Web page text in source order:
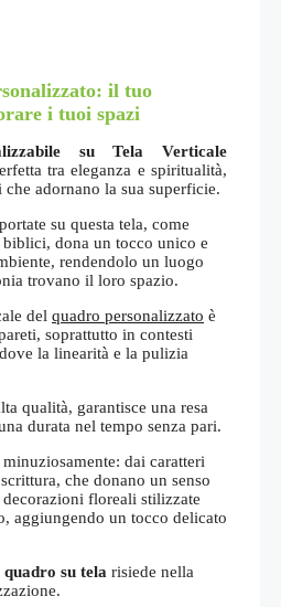
il tuo
i tuoi spazi
su Tela Verticale
tra eleganza e spiritualità,
adornano la sua superficie.
su questa tela, come
dona un tocco unico e
rendendolo un luogo
trovano il loro spazio.
del quadro personalizzato è
soprattutto in contesti
la linearità e la pulizia
qualità, garantisce una resa
durata nel tempo senza pari.
dai caratteri
che donano un senso
floreali stilizzate
aggiungendo un tocco delicato
quadro su tela risiede nella